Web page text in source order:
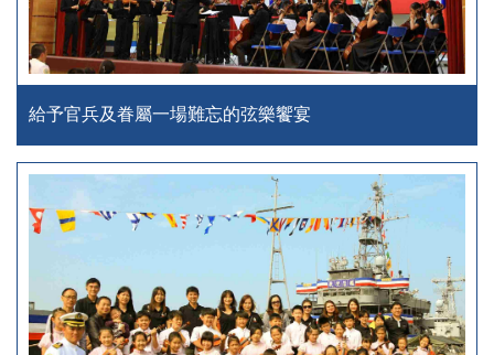
給予官兵及眷屬一場難忘的弦樂饗宴